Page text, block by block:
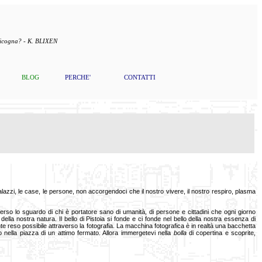
- K. BLIXEN
BLOG PERCHE' CONTATTI
le case, le persone, non accorgendoci che il nostro vivere, il nostro respiro, plasma
lo sguardo di chi è portatore sano di umanità, di persone e cittadini che ogni giorno
nostra natura. Il bello di Pistoia si fonde e ci fonde nel bello della nostra essenza di
reso possibile attraverso la fotografia. La macchina fotografica è in realtà una bacchetta
piazza di un attimo fermato. Allora immergetevi nella bolladi copertina e scoprite,